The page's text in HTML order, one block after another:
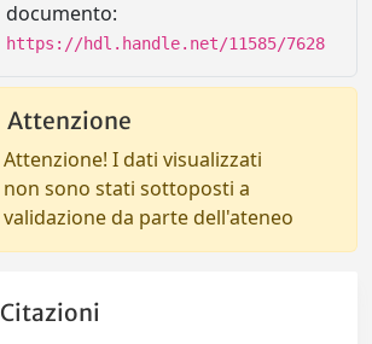
documento:
https://hdl.handle.net/11585/7628
Attenzione
Attenzione! I dati visualizzati
non sono stati sottoposti a
validazione da parte dell'ateneo
Citazioni